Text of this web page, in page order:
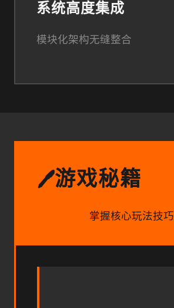
系统高度集成
模块化架构无缝整合
🖊️游戏秘籍
掌握核心玩法技巧